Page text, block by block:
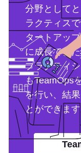
分野として
ラクティス
タートアッ
に成長でき
プラクティ
もTeamOps
を行い、結
とができます